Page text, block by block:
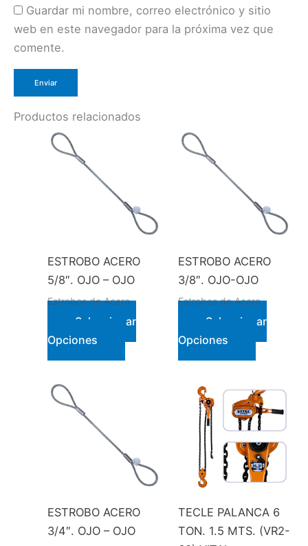
Guardar mi nombre, correo electrónico y sitio
web en este navegador para la próxima vez que
comente.
Productos relacionados
ESTROBO ACERO
5/8″. OJO – OJO
Estrobos de Acero
Seleccionar
Opciones
Este
producto
opciones
se
pueden
elegir
en
ESTROBO ACERO
3/8″. OJO-OJO
Estrobos de Acero
Seleccionar
Opciones
Este
producto
múltiples
variantes.
Las
opciones
se
elegir
en
ESTROBO ACERO
3/4″. OJO – OJO
TECLE PALANCA 6
TON. 1.5 MTS. (VR2-